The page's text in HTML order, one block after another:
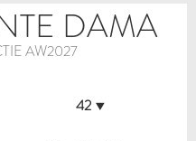
DAMA
AW2027
42